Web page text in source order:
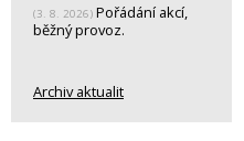
(3. 8. 2026) Pořádání akcí,
běžný provoz.
Archiv aktualit